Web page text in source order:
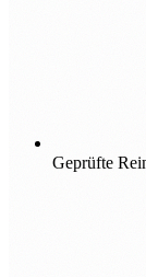
Geprüfte